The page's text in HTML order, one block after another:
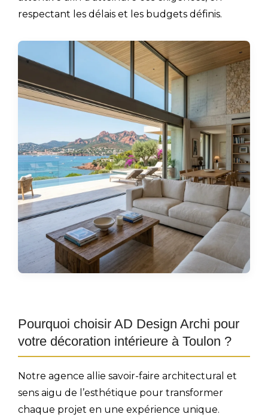
respectant les délais et les budgets définis.
Pourquoi choisir AD Design Archi pour
votre décoration intérieure à Toulon ?
Notre agence allie savoir-faire architectural et
sens aigu de l’esthétique pour transformer
chaque projet en une expérience unique.